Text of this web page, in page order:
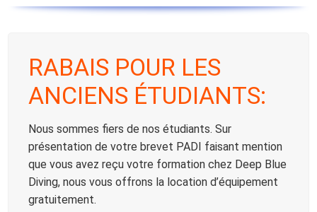
RABAIS POUR LES
ANCIENS ÉTUDIANTS:
Nous sommes fiers de nos étudiants. Sur
présentation de votre brevet PADI faisant mention
que vous avez reçu votre formation chez Deep Blue
Diving, nous vous offrons la location d’équipement
gratuitement.